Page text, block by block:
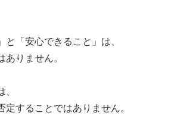
と「安心できること」は、
ありません。
定することではありません。